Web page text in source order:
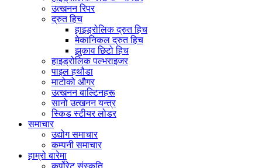
उत्खनन रिपर
द्रुत हिच
हाइड्रोलिक द्रुत हिच
मेकानिकल द्रुत हिच
झुकाव छिटो हिच
हाइड्रोलिक पल्भराइजर
पाइल हथौडा
माटोको औगर
उत्खनन बाल्टिनहरू
सानो उत्खनन यन्त्र
स्किड स्टीयर लोडर
समाचार
उद्योग समाचार
कम्पनी समाचार
हाम्रो बारेमा
कर्पोरेट संस्कृति